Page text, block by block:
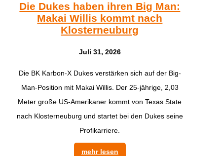
Die Dukes haben ihren Big Man:
Makai Willis kommt nach
Klosterneuburg
Juli 31, 2026
​Die BK Karbon-X Dukes verstärken sich auf der Big-
Man-Position mit Makai Willis. Der 25-jährige, 2,03
Meter große US-Amerikaner kommt von Texas State
nach Klosterneuburg und startet bei den Dukes seine
Profikarriere.
mehr lesen